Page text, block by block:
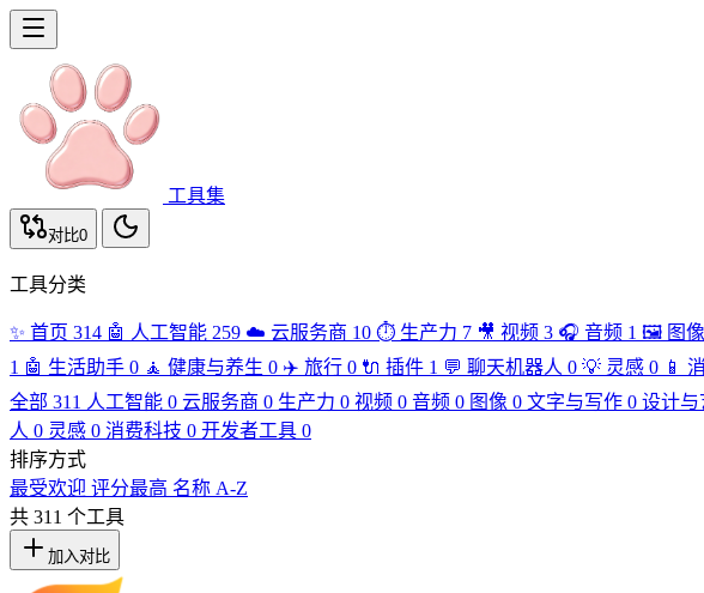
工具集
对比0
工具分类
✨ 首页 314 🤖 人工智能 259 ☁️ 云服务商 10 ⏱️ 生产力 7 🎥 视频 3 🎧 音频 1 🖼️ 图像
1 🤖 生活助手 0 🧘 健康与养生 0 ✈️ 旅行 0 🔌 插件 1 💬 聊天机器人 0 💡 灵感 0 📱
全部 311 人工智能 0 云服务商 0 生产力 0 视频 0 音频 0 图像 0 文字与写作 0 设计与
人 0 灵感 0 消费科技 0 开发者工具 0
排序方式
最受欢迎 评分最高 名称 A-Z
共 311 个工具
加入对比